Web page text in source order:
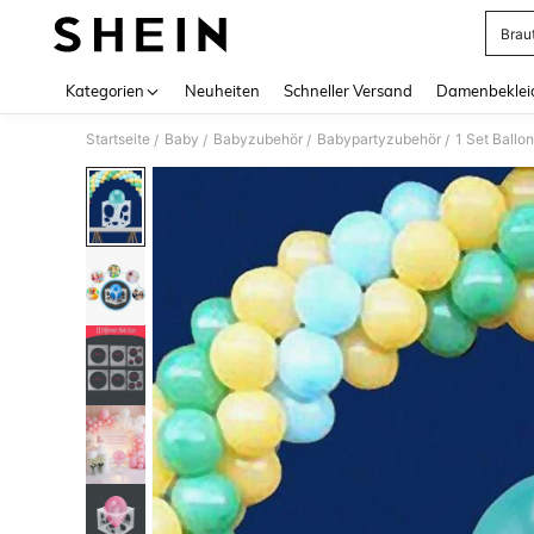
Kategorien Neuheiten Schneller Versand
Startseite / Baby / Babyzubehör / Babypartyzubehör / 1 Set